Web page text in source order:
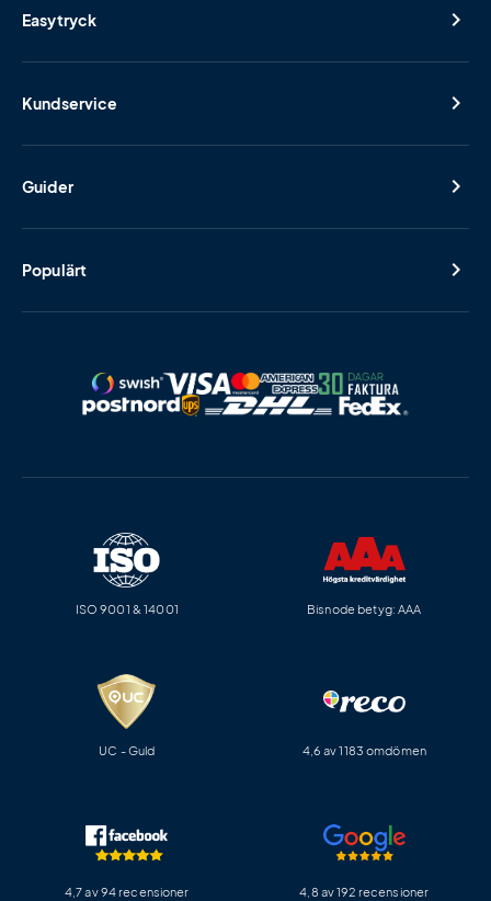
Easytryck
Kundservice
Guider
Populärt
ISO 9001 & 14001 Bisnode betyg: AAA
UC - Guld 4,6 av 1183 omdömen
4,7 av 94 recensioner 4,8 av 192 recensioner